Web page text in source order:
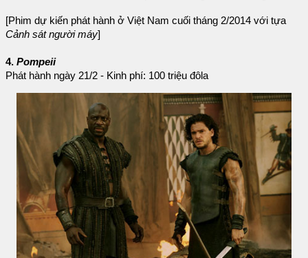
[Phim dự kiến phát hành ở Việt Nam cuối tháng 2/2014 với tựa
Cảnh sát người máy]
4. Pompeii
Phát hành ngày 21/2 - Kinh phí: 100 triệu đôla